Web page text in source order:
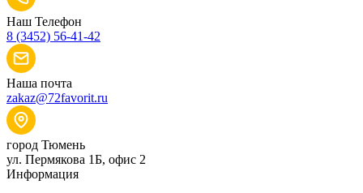
Наш Телефон
8 (3452) 56-41-42
Наша почта
zakaz@72favorit.ru
город Тюмень
ул. Пермякова 1Б, офис 2
Информация